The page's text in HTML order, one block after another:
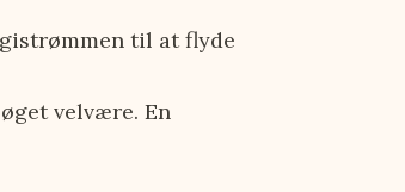
til at flyde
velvære. En